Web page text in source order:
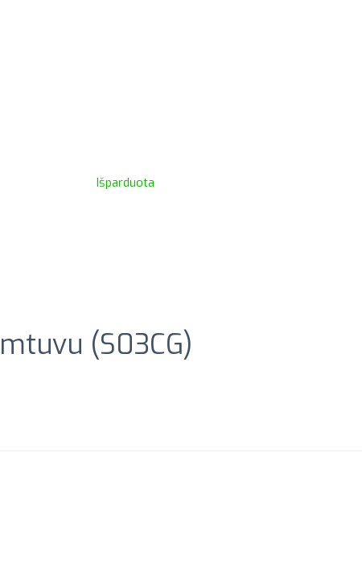
Išparduota
(S03CG)